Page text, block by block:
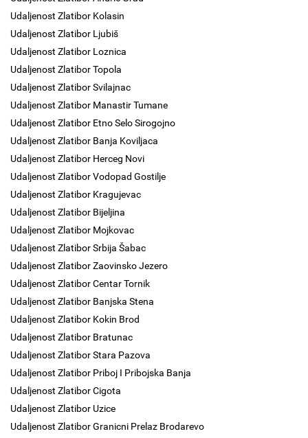
Udaljenost Zlatibor Kolasin
Udaljenost Zlatibor Ljubiš
Udaljenost Zlatibor Loznica
Udaljenost Zlatibor Topola
Udaljenost Zlatibor Svilajnac
Udaljenost Zlatibor Manastir Tumane
Udaljenost Zlatibor Etno Selo Sirogojno
Udaljenost Zlatibor Banja Koviljaca
Udaljenost Zlatibor Herceg Novi
Udaljenost Zlatibor Vodopad Gostilje
Udaljenost Zlatibor Kragujevac
Udaljenost Zlatibor Bijeljina
Udaljenost Zlatibor Mojkovac
Udaljenost Zlatibor Srbija Šabac
Udaljenost Zlatibor Zaovinsko Jezero
Udaljenost Zlatibor Centar Tornik
Udaljenost Zlatibor Banjska Stena
Udaljenost Zlatibor Kokin Brod
Udaljenost Zlatibor Bratunac
Udaljenost Zlatibor Stara Pazova
Udaljenost Zlatibor Priboj I Pribojska Banja
Udaljenost Zlatibor Cigota
Udaljenost Zlatibor Uzice
Udaljenost Zlatibor Granicni Prelaz Brodarevo